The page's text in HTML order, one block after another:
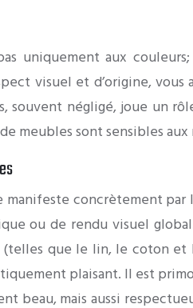
uniquement aux
visuel et d’origine,
souvent négligé, joue un
meubles sont sensibles
manifeste concrètement
ou de rendu visuel
(telles que le lin, le coton
plaisant. Il est
beau, mais aussi